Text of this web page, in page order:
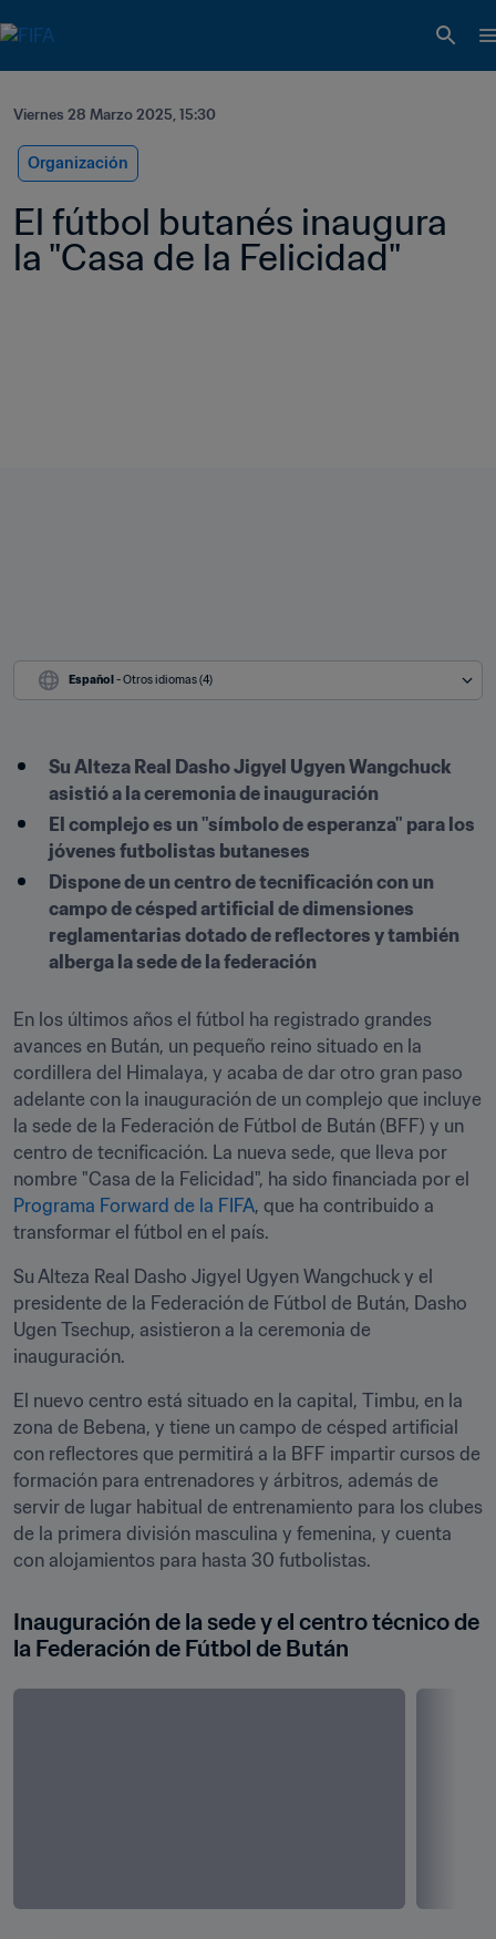
Viernes 28 Marzo 2025, 15:30
Organización
El fútbol butanés inaugura
la "Casa de la Felicidad"
Español - Otros idiomas (4)
Su Alteza Real Dasho Jigyel Ugyen Wangchuck
asistió a la ceremonia de inauguración
El complejo es un "símbolo de esperanza" para los
jóvenes futbolistas butaneses
Dispone de un centro de tecnificación con un
campo de césped artificial de dimensiones
reglamentarias dotado de reflectores y también
alberga la sede de la federación
En los últimos años el fútbol ha registrado grandes
avances en Bután, un pequeño reino situado en la
cordillera del Himalaya, y acaba de dar otro gran paso
adelante con la inauguración de un complejo que incluye
la sede de la Federación de Fútbol de Bután (BFF) y un
centro de tecnificación. La nueva sede, que lleva por
Programa Forward de la FIFA, que ha contribuido a
transformar el fútbol en el país.
Su Alteza Real Dasho Jigyel Ugyen Wangchuck y el
presidente de la Federación de Fútbol de Bután, Dasho
Ugen Tsechup, asistieron a la ceremonia de
inauguración.
El nuevo centro está situado en la capital, Timbu, en la
zona de Bebena, y tiene un campo de césped artificial
con reflectores que permitirá a la BFF impartir cursos de
formación para entrenadores y árbitros, además de
servir de lugar habitual de entrenamiento para los clubes
de la primera división masculina y femenina, y cuenta
con alojamientos para hasta 30 futbolistas.
Inauguración de la sede y el centro técnico de
la Federación de Fútbol de Bután